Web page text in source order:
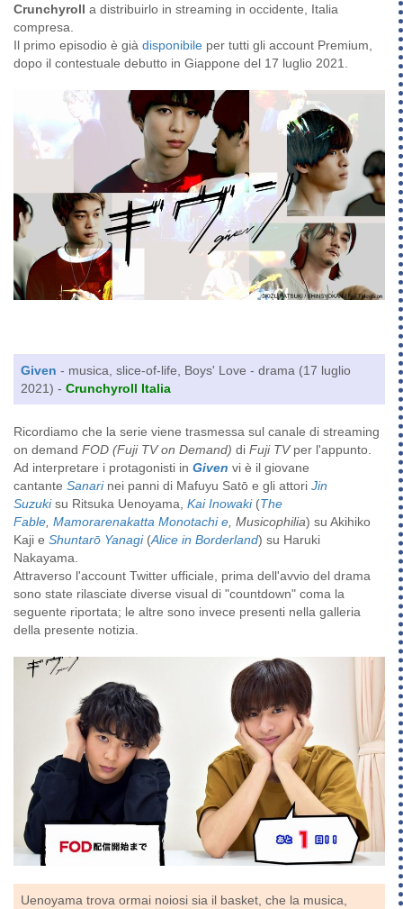
Crunchyroll a distribuirlo in streaming in occidente, Italia
compresa.
Il primo episodio è già disponibile per tutti gli account Premium,
dopo il contestuale debutto in Giappone del 17 luglio 2021.
Given - musica, slice-of-life, Boys' Love - drama (17 luglio
2021) - Crunchyroll Italia
Ricordiamo che la serie viene trasmessa sul canale di streaming
on demand FOD (Fuji TV on Demand) di Fuji TVper l'appunto.
Ad interpretare i protagonisti in Given vi è il giovane
cantante Sanarinei panni di Mafuyu Satō e gli attori Jin
Suzukisu Ritsuka Uenoyama, Kai Inowaki(The
Fable Mamorarenakatta Monotachi e , Musicophilia) su Akihiko
Kaji e Shuntarō Yanagi(Alice in Borderland) su Haruki
Nakayama.
Attraverso l'account Twitter ufficiale, prima dell'avvio del drama
sono state rilasciate diverse visual di "countdown" coma la
seguente riportata; le altre sono invece presenti nella galleria
della presente notizia.
Uenoyama trova ormai noiosi sia il basket, che la musica,